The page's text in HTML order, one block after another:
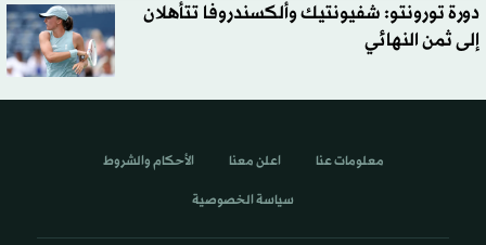
دورة تورونتو: شفيونتيك وألكسندروفا تتأهلان
إلى ثمن النهائي
معلومات عنا اعلن معنا الأحكام والشروط
سياسة الخصوصية